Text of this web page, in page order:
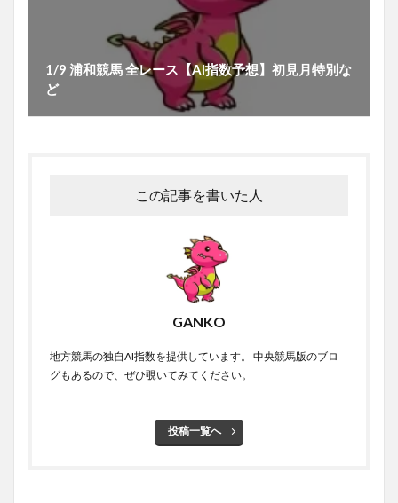
1/9 浦和競馬 全レース【AI指数予想】初見月特別な
ど
この記事を書いた人
GANKO
地方競馬の独自AI指数を提供しています。 中央競馬版のブロ
グもあるので、ぜひ覗いてみてください。
投稿一覧へ